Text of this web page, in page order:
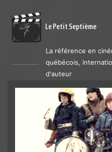
Le Petit Septième
La référence en
québécois,
d'auteur